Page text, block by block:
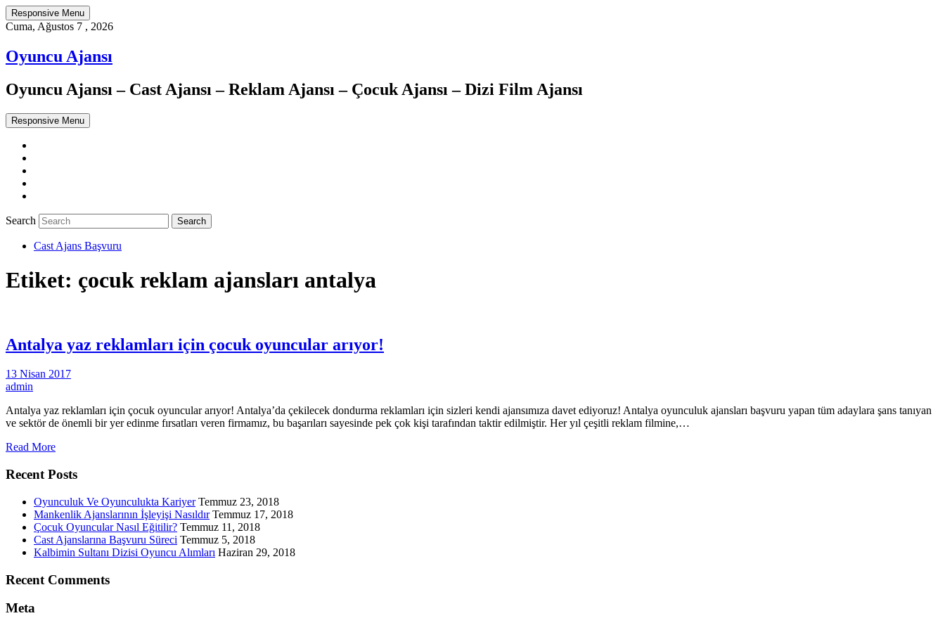
Responsive Menu
Cuma, Ağustos 7 , 2026
Oyuncu Ajansı
Oyuncu Ajansı – Cast Ajansı – Reklam Ajansı – Çocuk Ajansı – Dizi Film Ajansı
Responsive Menu
Search
Cast Ajans Başvuru
Etiket: çocuk reklam ajansları antalya
Antalya yaz reklamları için çocuk oyuncular arıyor!
13 Nisan 2017
admin
Antalya yaz reklamları için çocuk oyuncular arıyor! Antalya’da çekilecek dondurma reklamları için sizleri kendi ajansımıza davet ediyoruz! Antalya oyunculuk ajansları başvuru yapan tüm adaylara şans tanıyan
ve sektör de önemli bir yer edinme fırsatları veren firmamız, bu başarıları sayesinde pek çok kişi tarafından taktir edilmiştir. Her yıl çeşitli reklam filmine,…
Read More
Recent Posts
Oyunculuk Ve Oyunculukta Kariyer Temmuz 23, 2018
Mankenlik Ajanslarının İşleyişi Nasıldır Temmuz 17, 2018
Çocuk Oyuncular Nasıl Eğitilir? Temmuz 11, 2018
Cast Ajanslarına Başvuru Süreci Temmuz 5, 2018
Kalbimin Sultanı Dizisi Oyuncu Alımları Haziran 29, 2018
Recent Comments
Meta